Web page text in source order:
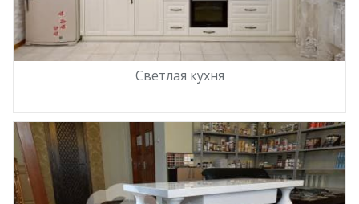
Светлая кухня